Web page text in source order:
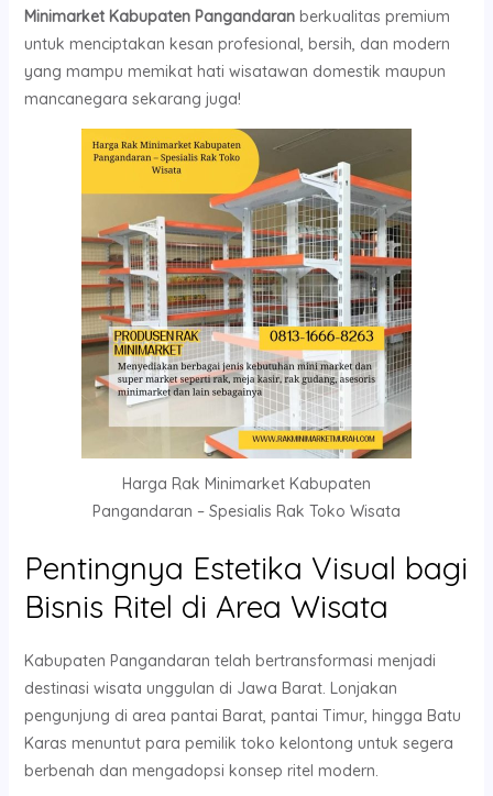
Minimarket Kabupaten Pangandaranberkualitas premium
untuk menciptakan kesan profesional, bersih, dan modern
yang mampu memikat hati wisatawan domestik maupun
mancanegara sekarang juga!
Harga Rak Minimarket Kabupaten
Pangandaran – Spesialis Rak Toko Wisata
Pentingnya Estetika Visual bagi
Bisnis Ritel di Area Wisata
Kabupaten Pangandaran telah bertransformasi menjadi
destinasi wisata unggulan di Jawa Barat. Lonjakan
pengunjung di area pantai Barat, pantai Timur, hingga Batu
Karas menuntut para pemilik toko kelontong untuk segera
berbenah dan mengadopsi konsep ritel modern.